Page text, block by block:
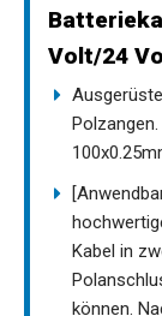
Volt/24
Kabel in
können.